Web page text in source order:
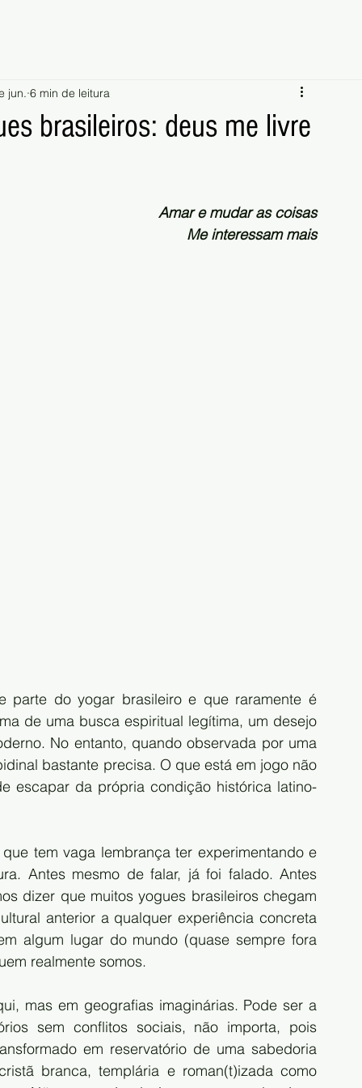
brasileiros: deus me livre
jun. 6 min de leitura
Amar e mudar as coisas
Me interessam mais
parte do yogar brasileiro e que raramente é
de uma busca espiritual legítima, um desejo
No entanto, quando observada por uma
bastante precisa. O que está em jogo não
escapar da própria condição histórica latino-
tem vaga lembrança ter experimentando e
Antes mesmo de falar, já foi falado. Antes
dizer que muitos yogues brasileiros chegam
anterior a qualquer experiência concreta
algum lugar do mundo (quase sempre fora
realmente somos.
mas em geografias imaginárias. Pode ser a
sem conflitos sociais, não importa, pois
em reservatório de uma sabedoria
branca, templária e roman(t)izada como